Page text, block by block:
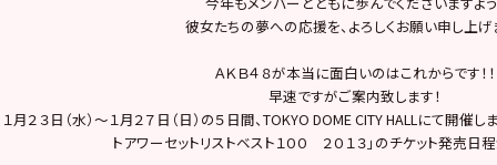
彼女たちの夢への応援を、よろしくお願い申し上げ
ＡＫＢ４８が本当に面白いのはこれからです！！
早速ですがご案内致します！
１月２３日（水）～１月２７日（日）の５日間、TOKYO DOME CITY HALLにて開催し
トアワーセットリストベスト１００ ２０１３」のチケット発売日